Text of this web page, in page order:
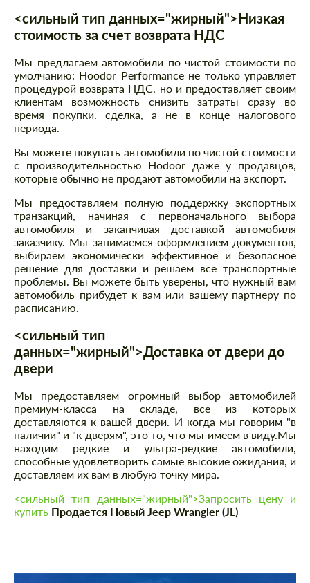
<сильный тип данных="жирный">Низкая
стоимость за счет возврата НДС
Мы предлагаем автомобили по чистой стоимости по
умолчанию: Hoodor Performance не только управляет
процедурой возврата НДС, но и предоставляет своим
клиентам возможность снизить затраты сразу во
время покупки. сделка, а не в конце налогового
периода.
Вы можете покупать автомобили по чистой стоимости
с производительностью Hodoor даже у продавцов,
которые обычно не продают автомобили на экспорт.
Мы предоставляем полную поддержку экспортных
транзакций, начиная с первоначального выбора
автомобиля и заканчивая доставкой автомобиля
заказчику. Мы занимаемся оформлением документов,
выбираем экономически эффективное и безопасное
решение для доставки и решаем все транспортные
проблемы. Вы можете быть уверены, что нужный вам
автомобиль прибудет к вам или вашему партнеру по
расписанию.
<сильный тип
данных="жирный">Доставка от двери до
двери
Мы предоставляем огромный выбор автомобилей
премиум-класса на складе, все из которых
доставляются к вашей двери. И когда мы говорим "в
наличии" и "к дверям", это то, что мы имеем в виду.Мы
находим редкие и ультра-редкие автомобили,
способные удовлетворить самые высокие ожидания, и
доставляем их вам в любую точку мира.
<сильный тип данных="жирный">Запросить цену и
купить Продается Новый Jeep Wrangler (JL)